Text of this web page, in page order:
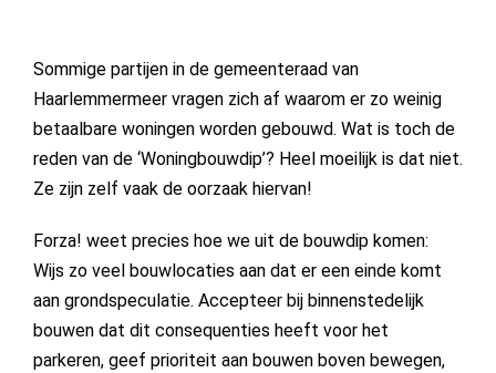
Sommige partijen in de gemeenteraad van
Haarlemmermeer vragen zich af waarom er zo weinig
betaalbare woningen worden gebouwd. Wat is toch de
reden van de ‘Woningbouwdip’? Heel moeilijk is dat niet.
Ze zijn zelf vaak de oorzaak hiervan!
Forza! weet precies hoe we uit de bouwdip komen:
Wijs zo veel bouwlocaties aan dat er een einde komt
aan grondspeculatie. Accepteer bij binnenstedelijk
bouwen dat dit consequenties heeft voor het
parkeren, geef prioriteit aan bouwen boven bewegen,